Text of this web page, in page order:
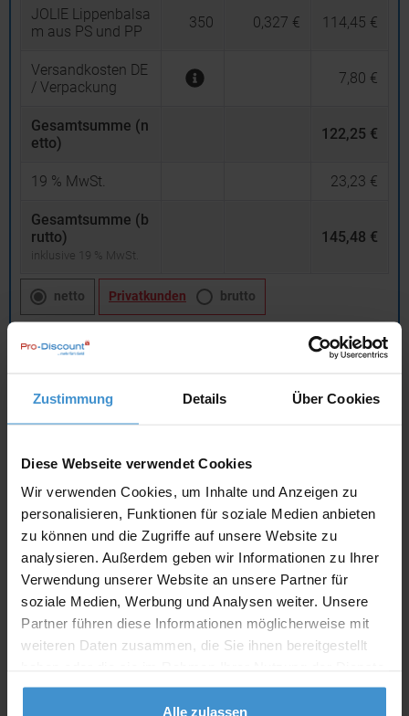
Zustimmung Details Über Cookies
Diese Webseite verwendet Cookies
Wir verwenden Cookies, um Inhalte und Anzeigen zu
personalisieren, Funktionen für soziale Medien anbieten
zu können und die Zugriffe auf unsere Website zu
analysieren. Außerdem geben wir Informationen zu Ihrer
Verwendung unserer Website an unsere Partner für
soziale Medien, Werbung und Analysen weiter. Unsere
Partner führen diese Informationen möglicherweise mit
weiteren Daten zusammen, die Sie ihnen bereitgestellt
gesammelt haben.
Alle zulassen
JOLIE Lippenbalsa
m aus PS und PP
350 0,327 € 114,45 €
Versandkosten DE
/ Verpackung
7,80 €
Gesamtsumme (n
etto)
122,25 €
19 % MwSt. 23,23 €
Gesamtsumme (b
rutto)
inklusive 19 % MwSt.
145,48 €
netto Privatkunden brutto
Individuelle Anfrage
Lieferzeiten
Artikel mit Werbeanbringung:
Muster mit Ihrer
Werbeanbringung zur Freigabe
der Produktion:
ca. 10 Werktage
Artikel ohne Werbeanbringung: ca. 3 - 5 Werktage
Muster: ca. 3 - 5 Werktage